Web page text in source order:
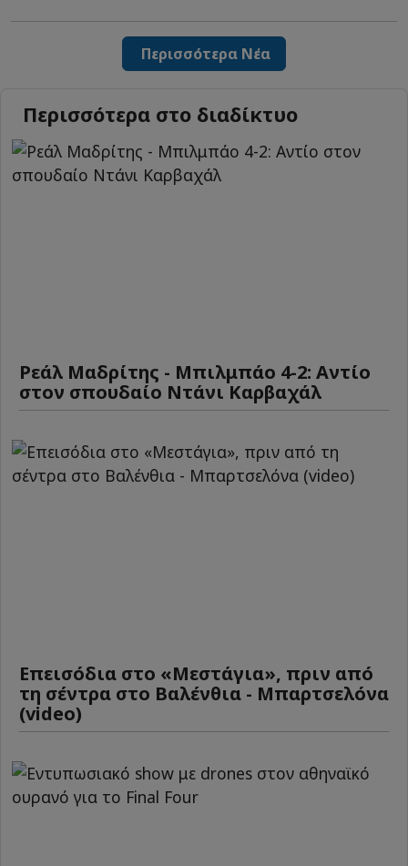
Περισσότερα Νέα
Περισσότερα στο διαδίκτυο
Ρεάλ Μαδρίτης - Μπιλμπάο 4-2: Αντίο
στον σπουδαίο Ντάνι Καρβαχάλ
Επεισόδια στο «Μεστάγια», πριν από
τη σέντρα στο Βαλένθια - Μπαρτσελόνα
(video)